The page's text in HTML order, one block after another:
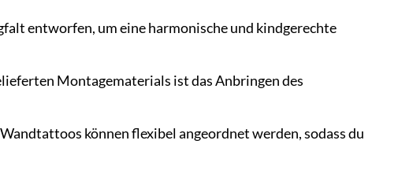
entworfen, um eine harmonische und kindgerechte
Montagematerials ist das Anbringen des
können flexibel angeordnet werden, sodass du